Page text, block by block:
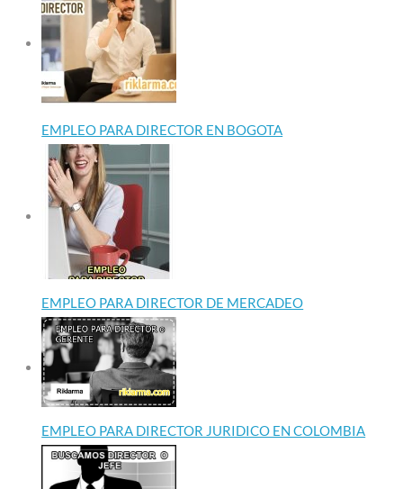
EMPLEO PARA DIRECTOR EN BOGOTA
EMPLEO PARA DIRECTOR DE MERCADEO
EMPLEO PARA DIRECTOR JURIDICO EN COLOMBIA